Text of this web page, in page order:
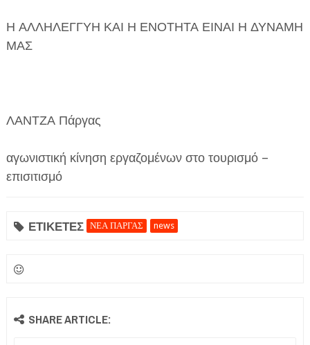
Η ΑΛΛΗΛΕΓΓΥΗ ΚΑΙ Η ΕΝΟΤΗΤΑ ΕΙΝΑΙ Η ΔΥΝΑΜΗ
ΜΑΣ
ΛΑΝΤΖΑ Πάργας
αγωνιστική κίνηση εργαζομένων στο τουρισμό –
επισιτισμό
ΕΤΙΚΕΤΕΣ ΝΕΑ ΠΑΡΓΑΣ news
SHARE ARTICLE: